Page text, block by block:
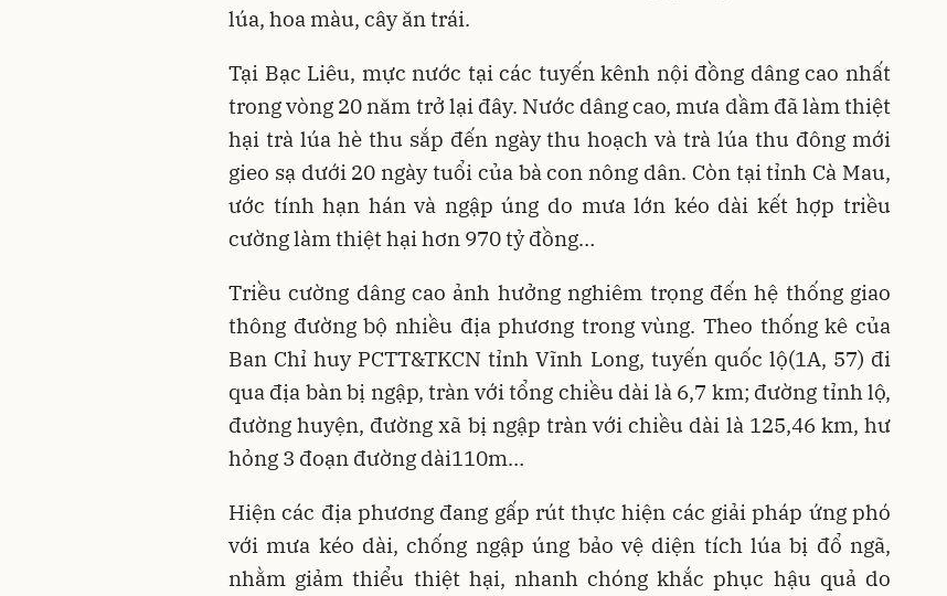
lúa, hoa màu, cây ăn trái.
Tại Bạc Liêu, mực nước tại các tuyến kênh nội đồng dâng cao nhất
trong vòng 20 năm trở lại đây. Nước dâng cao, mưa dầm đã làm thiệt
hại trà lúa hè thu sắp đến ngày thu hoạch và trà lúa thu đông mới
gieo sạ dưới 20 ngày tuổi của bà con nông dân. Còn tại tỉnh Cà Mau,
ước tính hạn hán và ngập úng do mưa lớn kéo dài kết hợp triều
cường làm thiệt hại hơn 970 tỷ đồng…
Triều cường dâng cao ảnh hưởng nghiêm trọng đến hệ thống giao
thông đường bộ nhiều địa phương trong vùng. Theo thống kê của
Ban Chỉ huy PCTT&TKCN tỉnh Vĩnh Long, tuyến quốc lộ(1A, 57) đi
qua địa bàn bị ngập, tràn với tổng chiều dài là 6,7 km; đường tỉnh lộ,
đường huyện, đường xã bị ngập tràn với chiều dài là 125,46 km, hư
hỏng 3 đoạn đường dài110m…
Hiện các địa phương đang gấp rút thực hiện các giải pháp ứng phó
với mưa kéo dài, chống ngập úng bảo vệ diện tích lúa bị đổ ngã,
nhằm giảm thiểu thiệt hại, nhanh chóng khắc phục hậu quả do